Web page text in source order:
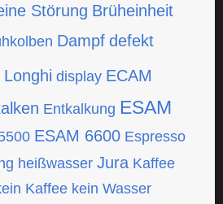
Störung Brüheinheit
Dampf defekt
Longhi display ECAM
Entkalkung ESAM
ESAM 6600 Espresso
heißwasser Jura Kaffee
Kaffee kein Wasser